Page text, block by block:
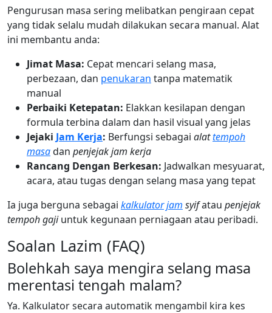
Pengurusan masa sering melibatkan pengiraan cepat
yang tidak selalu mudah dilakukan secara manual. Alat
ini membantu anda:
Jimat Masa: Cepat mencari selang masa,
perbezaan, dan penukaran tanpa matematik
manual
Perbaiki Ketepatan: Elakkan kesilapan dengan
formula terbina dalam dan hasil visual yang jelas
Jejaki Jam Kerja: Berfungsi sebagai alattempoh
masadan penjejak jam kerja
Rancang Dengan Berkesan: Jadwalkan mesyuarat,
acara, atau tugas dengan selang masa yang tepat
Ia juga berguna sebagai kalkulator jam syifatau penjejak
tempoh gajiuntuk kegunaan perniagaan atau peribadi.
Soalan Lazim (FAQ)
Bolehkah saya mengira selang masa
merentasi tengah malam?
Ya. Kalkulator secara automatik mengambil kira kes